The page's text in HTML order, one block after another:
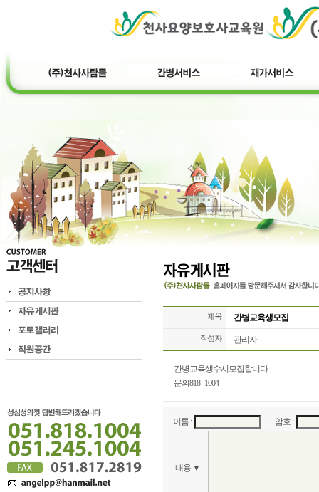
간병교육생모집
관리자
간병교육생수시모집합니다
문의818--1004
이름 : 암호 :
내용 ▼